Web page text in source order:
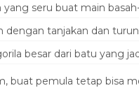
seru buat main
dengan tanjakan dan
besar dari batu yang
buat pemula tetap bisa